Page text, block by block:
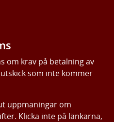
om krav på betalning av
som inte kommer
uppmaningar om
Klicka inte på länkarna,